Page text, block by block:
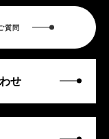
質問
せ